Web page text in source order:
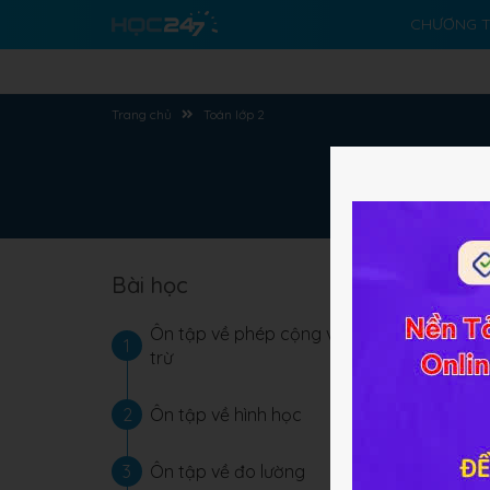
CHƯƠNG
Trang chủ Toán lớp 2
Bài học
1
Ôn tập về phép cộng và phép
trừ
2 Ôn tập về hình học
3 Ôn tập về đo lường